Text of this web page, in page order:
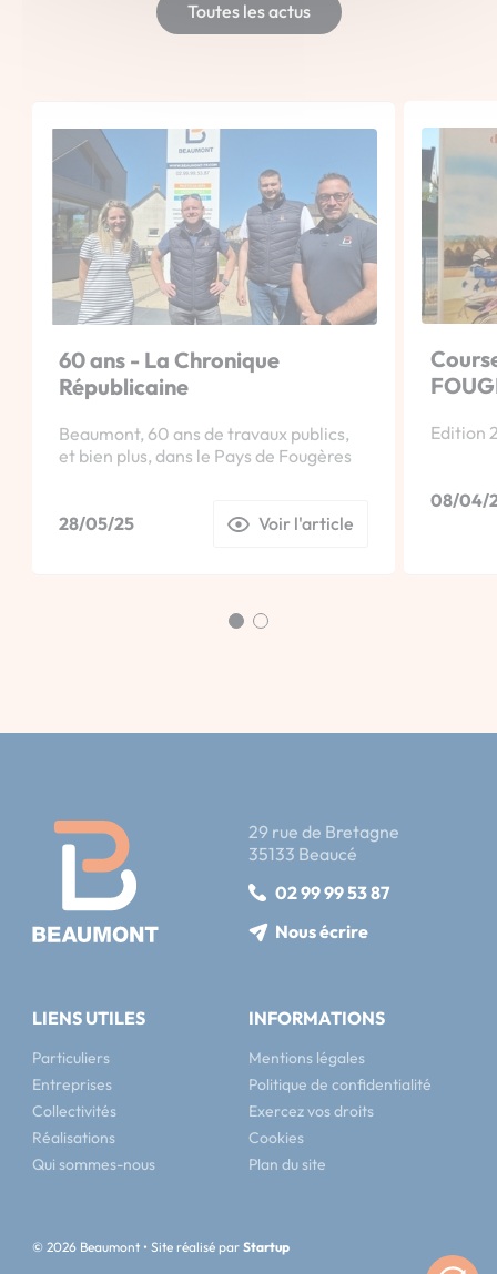
Toutes les actus
60 ans - La Chronique
Républicaine
Beaumont, 60 ans de travaux publics,
et bien plus, dans le Pays de Fougères
28/05/25 Voir l'article
Edition
08/04/
29 rue de Bretagne
35133 Beaucé
02 99 99 53 87
Nous écrire
LIENS UTILES
Particuliers
Entreprises
Collectivités
Réalisations
Qui sommes-nous
INFORMATIONS
Mentions légales
Politique de confidentialité
Exercez vos droits
Cookies
Plan du site
© 2026 Beaumont • Site réalisé par Startup